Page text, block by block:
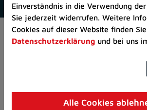
springen
(Schnelltaste
M)
Zur
8)
Pressemeldungen
Einverständnis in die Verwendung
Sie jederzeit widerrufen. Weitere
Cookies auf dieser Website finden
Datenschutzerklärung und bei uns
Alle Cookies